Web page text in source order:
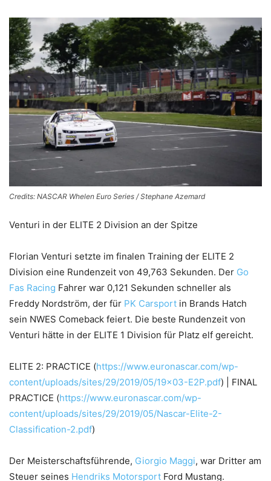
Credits: NASCAR Whelen Euro Series / Stephane Azemard
Venturi in der ELITE 2 Division an der Spitze
Florian Venturi setzte im finalen Training der ELITE 2
Division eine Rundenzeit von 49,763 Sekunden. Der Go
Fas Racing Fahrer war 0,121 Sekunden schneller als
Freddy Nordström, der für PK Carsport in Brands Hatch
sein NWES Comeback feiert. Die beste Rundenzeit von
Venturi hätte in der ELITE 1 Division für Platz elf gereicht.
ELITE 2: PRACTICE (https://www.euronascar.com/wp-
content/uploads/sites/29/2019/05/19×03-E2P.pdf) | FINAL
PRACTICE (https://www.euronascar.com/wp-
content/uploads/sites/29/2019/05/Nascar-Elite-2-
Classification-2.pdf)
Der Meisterschaftsführende, Giorgio Maggi, war Dritter am
Steuer seines Hendriks Motorsport Ford Mustang.